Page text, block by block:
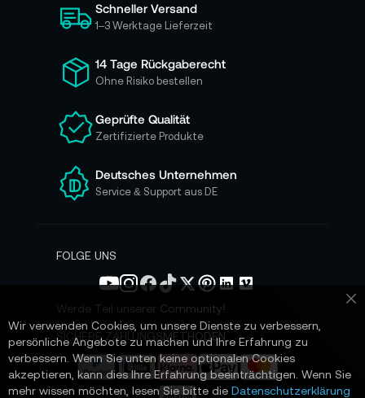
c
h
ü
r
u
e
e
n
N
s
e
n
Schneller Versand
1–3 Werktage Lieferzeit
14 Tage Rückgaberecht
Ohne Risiko bestellen
Geprüfte Qualität
Zertifizierte Produkte
Deutsches Unternehmen
Service & Support aus DE
FOLGE UNS
Werde Teil unserer Community!
SICHERE ZAHLUNGSMETHODEN
Wir verwenden Cookies, um unsere Dienste zu verbessern,
persönliche Angebote zu machen und Ihre Erfahrung zu
verbessern. Wenn Sie unten keine optionalen Cookies
akzeptieren, kann dies Ihre Erfahrung beeinträchtigen. Wenn Sie
mehr wissen möchten, lesen Sie bitte die Datenschutzerklärung